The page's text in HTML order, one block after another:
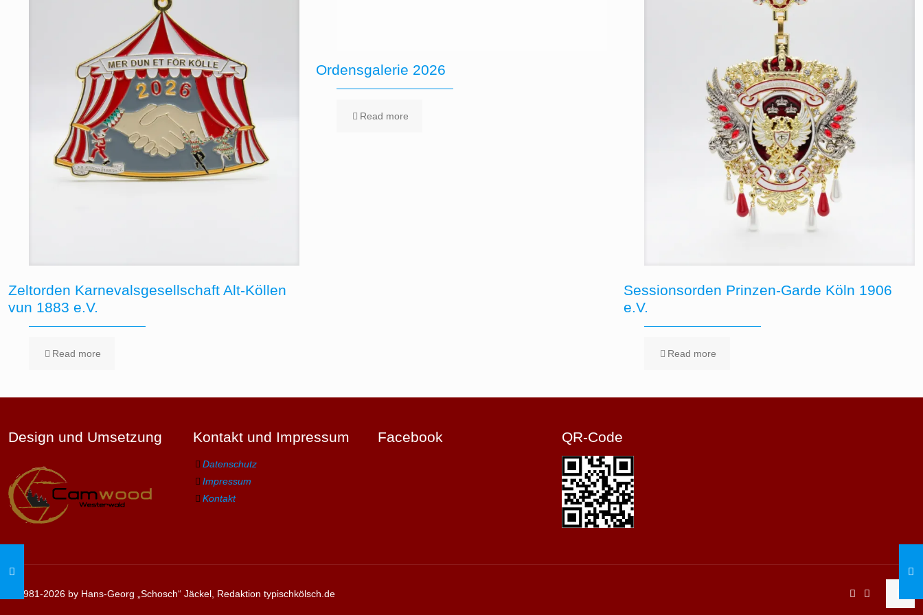
Zeltorden Karnevalsgesellschaft Alt-Köllen
vun 1883 e.V.
Read more
Ordensgalerie 2026
Read more
Sessionsorden Prinzen-Garde Köln 1906
e.V.
Read more
Design und Umsetzung Kontakt und Impressum
Datenschutz
Impressum
Kontakt
Facebook QR-Code
© 1981-2026 by Hans-Georg „Schosch“ Jäckel, Redaktion typischkölsch.de